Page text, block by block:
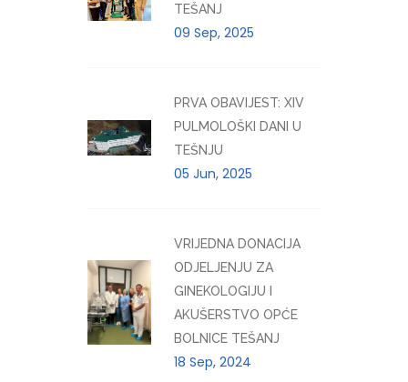
TEŠANJ
09 Sep, 2025
PRVA OBAVIJEST: XIV
PULMOLOŠKI DANI U
TEŠNJU
05 Jun, 2025
VRIJEDNA DONACIJA
ODJELJENJU ZA
GINEKOLOGIJU I
AKUŠERSTVO OPĆE
BOLNICE TEŠANJ
18 Sep, 2024